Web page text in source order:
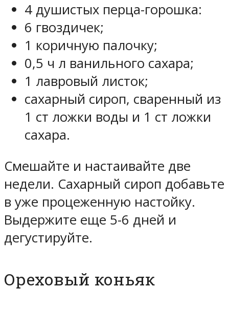
4 душистых перца-горошка:
6 гвоздичек;
1 коричную палочку;
0,5 ч л ванильного сахара;
1 лавровый листок;
сахарный сироп, сваренный из
1 ст ложки воды и 1 ст ложки
сахара.
Смешайте и настаивайте две
недели. Сахарный сироп добавьте
в уже процеженную настойку.
Выдержите еще 5-6 дней и
дегустируйте.
Ореховый коньяк